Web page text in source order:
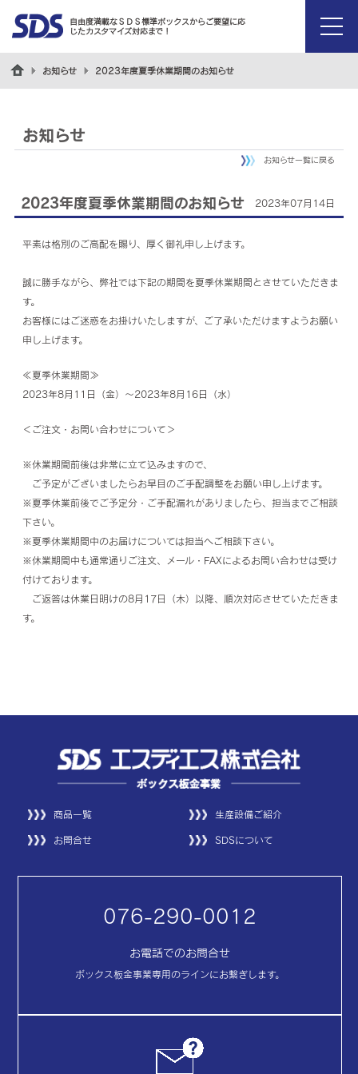
自由度満載なＳＤＳ標準ボックスからご要望に応
じたカスタマイズ対応まで！
menu
お知らせ 2023年度夏季休業期間のお知らせ
お知らせ
お知らせ一覧に戻る
2023年度夏季休業期間のお知らせ 2023年07月14日
平素は格別のご高配を賜り、厚く御礼申し上げます。
誠に勝手ながら、弊社では下記の期間を夏季休業期間とさせていただきま
す。
お客様にはご迷惑をお掛けいたしますが、ご了承いただけますようお願い
申し上げます。
≪夏季休業期間≫
2023年8月11日（金）～2023年8月16日（水）
＜ご注文・お問い合わせについて＞
※休業期間前後は非常に立て込みますので、
ご予定がございましたらお早目のご手配調整をお願い申し上げます。
※夏季休業前後でご予定分・ご手配漏れがありましたら、担当までご相談
下さい。
※夏季休業期間中のお届けについては担当へご相談下さい。
※休業期間中も通常通りご注文、メール・FAXによるお問い合わせは受け
付けております。
ご返答は休業日明けの8月17日（木）以降、順次対応させていただきま
す。
商品一覧 生産設備ご紹介
お問合せ SDSについて
076-290-0012
お電話でのお問合せ
ボックス板金事業専用のラインにお繋ぎします。